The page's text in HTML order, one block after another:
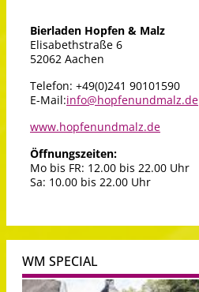
Bierladen Hopfen & Malz
Elisabethstraße 6
52062 Aachen
Telefon: +49(0)241 90101590
E-Mail:info@hopfenundmalz.de
www.hopfenundmalz.de
Öffnungszeiten:
Mo bis FR: 12.00 bis 22.00 Uhr
Sa: 10.00 bis 22.00 Uhr
WM SPECIAL